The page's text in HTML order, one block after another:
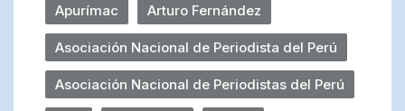
Apurímac Arturo Fernández
Asociación Nacional de Periodista del Perú
Asociación Nacional de Periodistas del Perú